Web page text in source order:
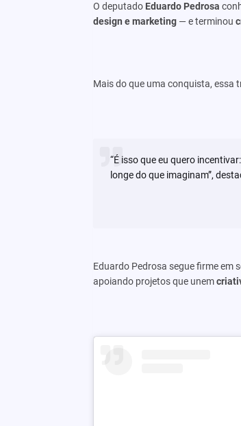
O deputado Eduardo Pedrosa
design e marketing— e terminou
Mais do que uma conquista, essa
“É isso que eu quero
longe do que imaginam”,
Eduardo Pedrosa segue firme em
apoiando projetos que unem